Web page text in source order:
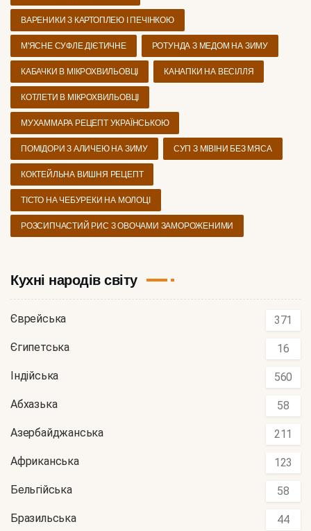
ВАРЕНИКИ З КАРТОПЛЕЮ І ПЕЧІНКОЮ
М'ЯСНЕ СУФЛЕ ДІЄТИЧНЕ РОТУНДА З МЕДОМ НА ЗИМУ
КАБАЧКИ В МІКРОХВИЛЬОВЦІ КАНАПКИ НА ВЕСІЛЛЯ
КОТЛЕТИ В МІКРОХВИЛЬОВЦІ
МУХАММАРА РЕЦЕПТ УКРАЇНСЬКОЮ
ПОМІДОРИ З АЛИЧЕЮ НА ЗИМУ СУП З МІВІНИ БЕЗ МЯСА
КОКТЕЙЛЬНА ВИШНЯ РЕЦЕПТ
ТІСТО НА ЧЕБУРЕКИ НА МОЛОЦІ
РОЗСИПЧАСТИЙ РИС З ОВОЧАМИ ЗАМОРОЖЕНИМИ
Кухні народів світу
Єврейська 371
Єгипетська 16
Індійська 560
Абхазька 58
Азербайджанська 211
Африканська 123
Бельгійська 58
Бразильська 44